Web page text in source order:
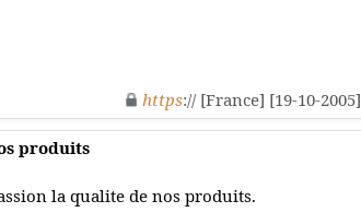
https:// [France] [19-10-2005]
produits
la qualite de nos produits.